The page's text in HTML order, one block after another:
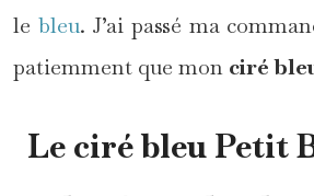
le bleu. J’ai passé ma
patiemment que mon ciré
Le ciré bleu Petit